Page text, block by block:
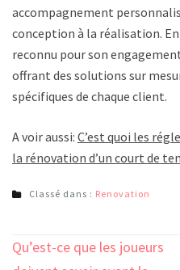
accompagnement
conception à la réalisation.
reconnu pour son
offrant des solutions sur
spécifiques de chaque client.
A voir aussi: C’est quoi les
la rénovation d’un court de
Classé dans : Renovation
Navigation
Qu’est-ce que les joueurs